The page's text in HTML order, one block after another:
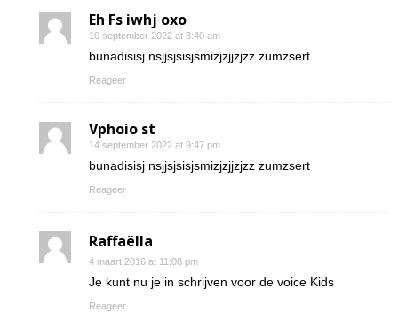
Eh Fs iwhj oxo
10 september 2022 at 3:40 am
bunadisisj nsjjsjsisjsmizjzjjzjzz zumzsert
Reageer
Vphoio st
14 september 2022 at 9:47 pm
bunadisisj nsjjsjsisjsmizjzjjzjzz zumzsert
Reageer
Raffaëlla
4 maart 2016 at 11:08 pm
Je kunt nu je in schrijven voor de voice Kids
Reageer